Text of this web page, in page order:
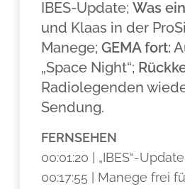
IBES-Update;Was
und Klaas in der
Manege;GEMA fort:
„Space Night“;
Radiolegenden
Sendung.
FERNSEHEN
00:01:20 | „IBES“-Update
00:17:55 | Manege frei